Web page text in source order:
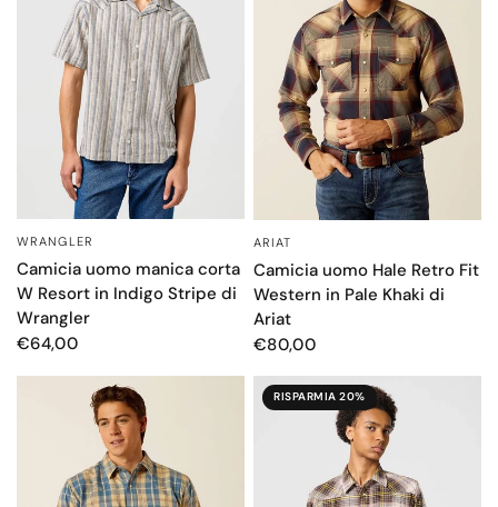
OCCHIATA VELOCE
WRANGLER
Camicia uomo manica corta
W Resort in Indigo Stripe di
Wrangler
€64,00
ARIAT
Camicia uomo Hale Retro Fit
Western in Pale Khaki di
Ariat
€80,00
RISPARMIA 20%